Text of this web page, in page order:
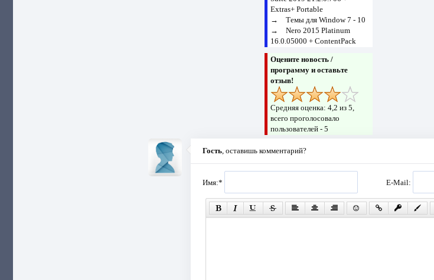
Extras+ Portable
→Темы для Window 7 - 10
→Nero 2015 Platinum
16.0.05000 + ContentPack
Оцените новость /
программу и оставьте
отзыв!
Средняя оценка:4,2 из 5,
всего проголосовало
пользователей -5
Гость, оставишь комментарий?
Имя:* E-Mail: